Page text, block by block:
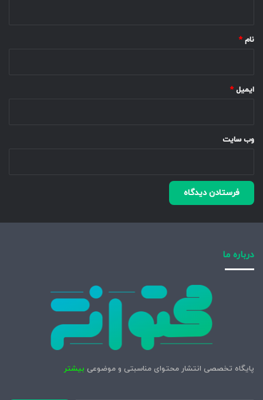
نام *
ایمیل *
وب‌ سایت
درباره ما
پایگاه تخصصی انتشار محتوای مناسبتی و موضوعی بیشتر